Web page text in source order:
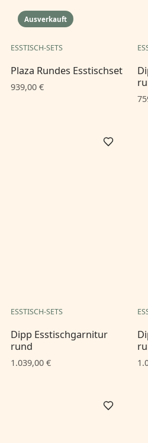
Ausverkauft
ESSTISCH-SETS
Plaza Rundes Esstischset
939,00 €
ESSTISCH-SETS
Dipp Esstischgarnitur
rund
1.039,00 €